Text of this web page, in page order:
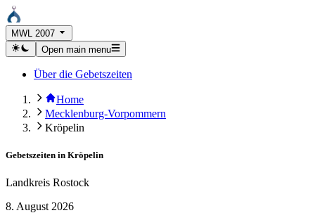
MWL 2007
Open main menu
Über die Gebetszeiten
Home
Mecklenburg-Vorpommern
Kröpelin
Gebetszeiten in Kröpelin
Landkreis Rostock
8. August 2026